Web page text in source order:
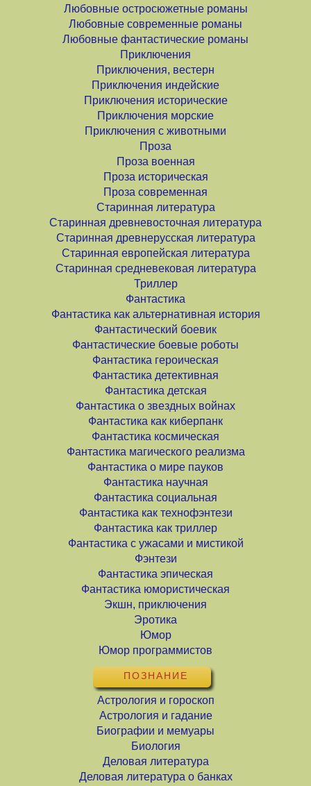
Любовные остросюжетные романы
Любовные современные романы
Любовные фантастические романы
Приключения
Приключения, вестерн
Приключения индейские
Приключения исторические
Приключения морские
Приключения с животными
Проза
Проза военная
Проза историческая
Проза современная
Старинная литература
Старинная древневосточная литература
Старинная древнерусская литература
Старинная европейская литература
Старинная средневековая литература
Триллер
Фантастика
Фантастика как альтернативная история
Фантастический боевик
Фантастические боевые роботы
Фантастика героическая
Фантастика детективная
Фантастика детская
Фантастика о звездных войнах
Фантастика как киберпанк
Фантастика космическая
Фантастика магического реализма
Фантастика о мире пауков
Фантастика научная
Фантастика социальная
Фантастика как технофэнтези
Фантастика как триллер
Фантастика с ужасами и мистикой
Фэнтези
Фантастика эпическая
Фантастика юмористическая
Экшн, приключения
Эротика
Юмор
Юмор программистов
ПОЗНАНИЕ
Астрология и гороскоп
Астрология и гадание
Биографии и мемуары
Биология
Деловая литература
Деловая литература о банках